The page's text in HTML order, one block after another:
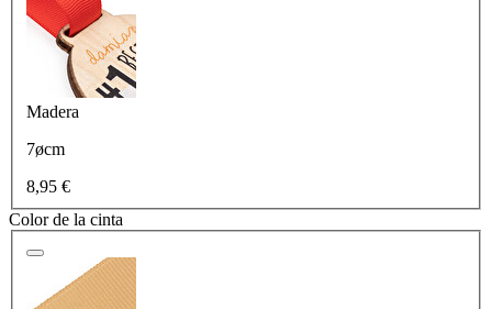
Madera
7øcm
8,95 €
Color de la cinta